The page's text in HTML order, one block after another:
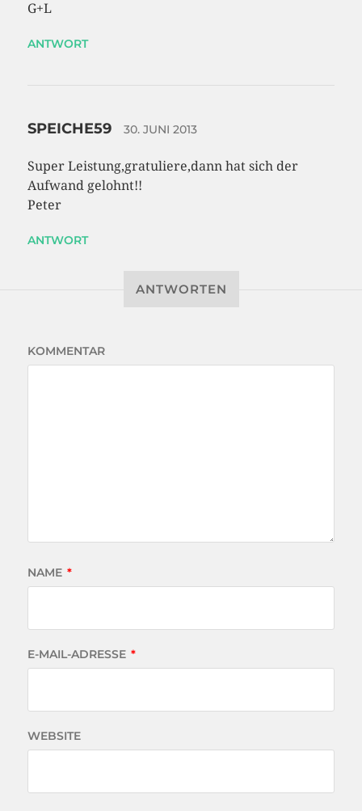
G+L
ANTWORT
SPEICHE59 30. JUNI 2013
Super Leistung,gratuliere,dann hat sich der
Aufwand gelohnt!!
Peter
ANTWORT
ANTWORTEN
KOMMENTAR
NAME *
E-MAIL-ADRESSE *
WEBSITE